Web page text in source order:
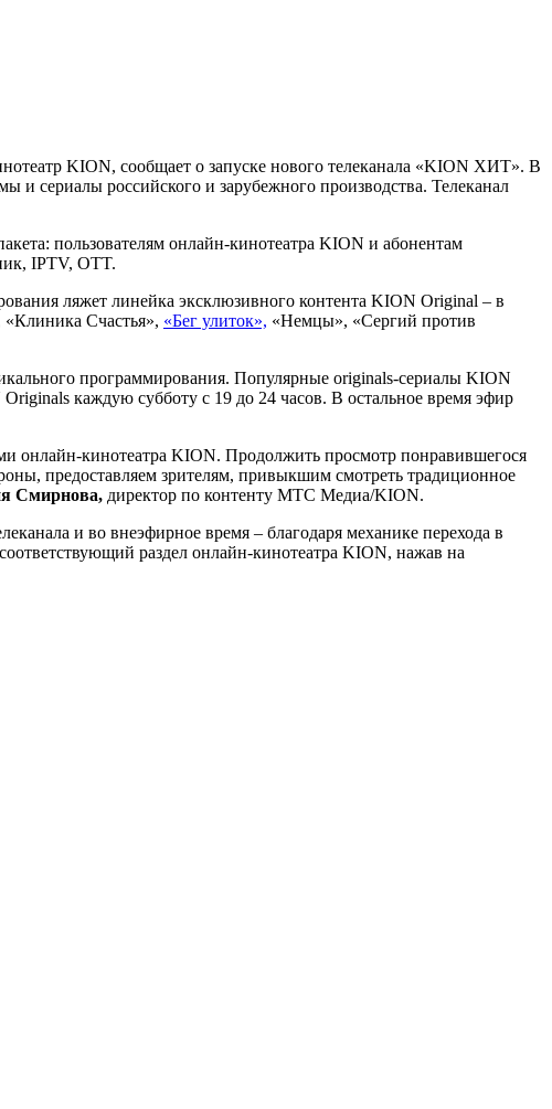
KION, сообщает о запуске нового телеканала «KION ХИТ». В
и сериалы российского и зарубежного производства. Телеканал
пользователям онлайн-кинотеатра KION и абонентам
IPTV, OTT.
ляжет линейка эксклюзивного контента KION Original – в
«Клиника Счастья», «Бег улиток», «Немцы», «Сергий против
программирования. Популярные originals-сериалы KION
каждую субботу с 19 до 24 часов. В остальное время эфир
онлайн-кинотеатра KION. Продолжить просмотр понравившегося
предоставляем зрителям, привыкшим смотреть традиционное
Смирнова, директор по контенту МТС Медиа/KION.
и во внеэфирное время – благодаря механике перехода в
раздел онлайн-кинотеатра KION, нажав на